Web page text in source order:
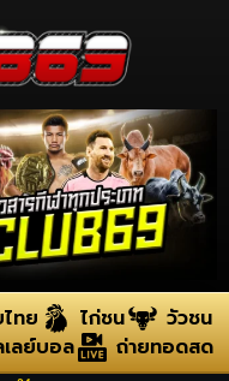
ทย ไก่ชน
วัวชน
ลย์บอล ถ่ายทอดสด